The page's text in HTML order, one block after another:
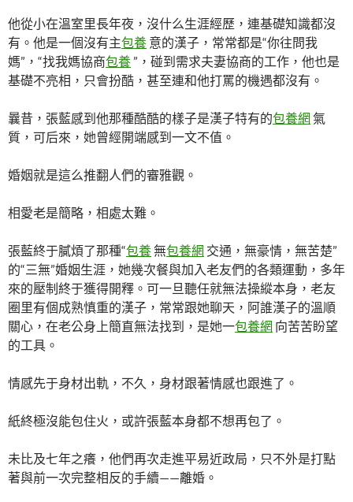
他從小在溫室里長年夜，沒什么生涯經歷，連基礎知識都沒
有。他是一個沒有主包養 意的漢子，常常都是“你往問我
媽”，“找我媽協商包養”，碰到需求夫妻協商的工作，他也是
基礎不亮相，只會扮酷，甚至連和他打罵的機遇都沒有。
曩昔，張藍感到他那種酷酷的樣子是漢子特有的包養網 氣
質，可后來，她曾經開端感到一文不值。
婚姻就是這么推翻人們的審雅觀。
相愛老是簡略，相處太難。
張藍終于膩煩了那種“包養無包養網 交通，無豪情，無苦楚”
的“三無”婚姻生涯，她幾次餐與加入老友們的各類運動，多年
來的壓制終于獲得開釋。可一旦聽任就無法操縱本身，老友
圈里有個成熟慎重的漢子，常常跟她聊天，阿誰漢子的溫順
關心，在老公身上簡直無法找到，是她一包養網 向苦苦盼望
的工具。
情感先于身材出軌，不久，身材跟著情感也跟進了。
紙終極沒能包住火，或許張藍本身都不想再包了。
未比及七年之癢，他們再次走進平易近政局，只不外是打點
著與前一次完整相反的手續——離婚。